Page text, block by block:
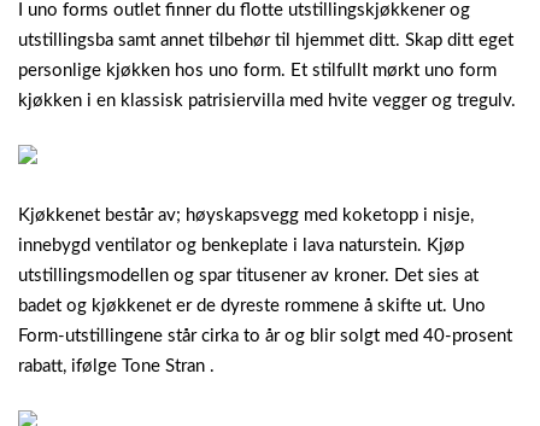
I uno forms outlet finner du flotte utstillingskjøkkener og
utstillingsba samt annet tilbehør til hjemmet ditt. Skap ditt eget
personlige kjøkken hos uno form. Et stilfullt mørkt uno form
kjøkken i en klassisk patrisiervilla med hvite vegger og tregulv.
Kjøkkenet består av; høyskapsvegg med koketopp i nisje,
innebygd ventilator og benkeplate i lava naturstein. Kjøp
utstillingsmodellen og spar titusener av kroner. Det sies at
badet og kjøkkenet er de dyreste rommene å skifte ut. Uno
Form-utstillingene står cirka to år og blir solgt med 40-prosent
rabatt, ifølge Tone Stran .